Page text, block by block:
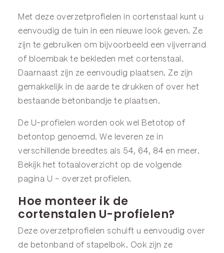
Met deze overzetprofielen in cortenstaal kunt u
eenvoudig de tuin in een nieuwe look geven. Ze
zijn te gebruiken om bijvoorbeeld een vijverrand
of bloembak te bekleden met cortenstaal.
Daarnaast zijn ze eenvoudig plaatsen. Ze zijn
gemakkelijk in de aarde te drukken of over het
bestaande betonbandje te plaatsen.
De U-profielen worden ook wel Betotop of
betontop genoemd. We leveren ze in
verschillende breedtes als 54, 64, 84 en meer.
Bekijk het totaaloverzicht op de volgende
pagina U – overzet profielen.
Hoe monteer ik de
cortenstalen U-profielen?
Deze overzetprofielen schuift u eenvoudig over
de betonband of stapelbok. Ook zijn ze